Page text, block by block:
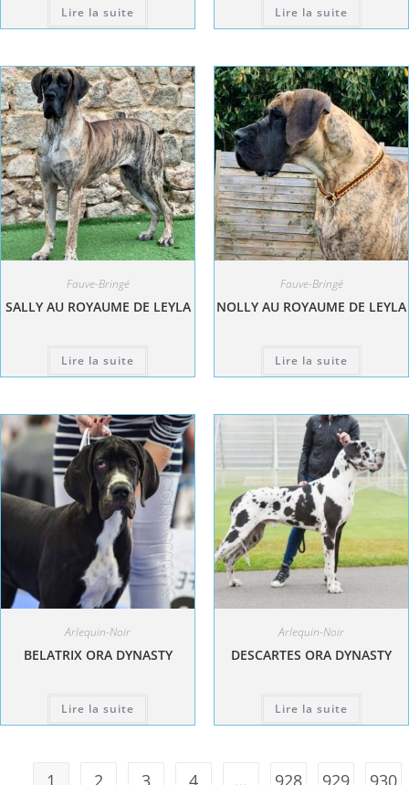
Lire la suite Lire la suite
Fauve-Bringé
SALLY AU ROYAUME DE LEYLA
Lire la suite
Fauve-Bringé
NOLLY AU ROYAUME DE LEYLA
Lire la suite
Arlequin-Noir
BELATRIX ORA DYNASTY
Lire la suite
Arlequin-Noir
DESCARTES ORA DYNASTY
Lire la suite
1 2 3 4 … 928 929 930